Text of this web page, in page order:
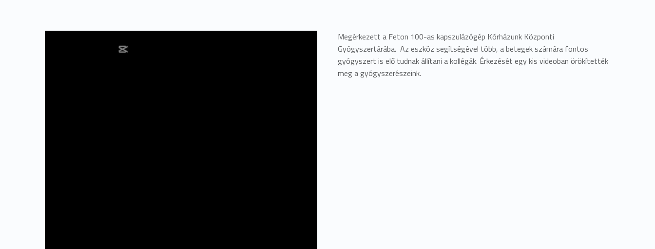
Megérkezett a Feton 100-as kapszulázógép Kórházunk Központi
Gyógyszertárába. Az eszköz segítségével több, a betegek számára fontos
gyógyszert is elő tudnak állítani a kollégák. Érkezését egy kis videoban örökítették
meg a gyógyszerészeink.